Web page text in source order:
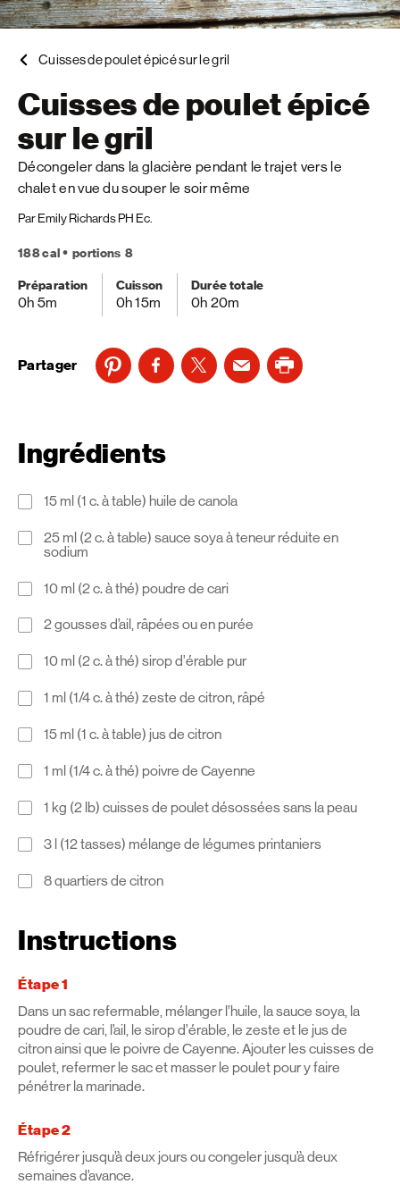
Cuisses de poulet épicé sur le gril
Cuisses de poulet épicé
sur le gril
Décongeler dans la glacière pendant le trajet vers le
chalet en vue du souper le soir même
Par Emily Richards PH Ec.
188 cal
portions 8
Préparation
0h 5m
Cuisson
0h 15m
Durée totale
0h 20m
Partager
Ingrédients
15 ml (1 c. à table) huile de canola
25 ml (2 c. à table) sauce soya à teneur réduite en
sodium
10 ml (2 c. à thé) poudre de cari
2 gousses d’ail, râpées ou en purée
10 ml (2 c. à thé) sirop d’érable pur
1 ml (1/4 c. à thé) zeste de citron, râpé
15 ml (1 c. à table) jus de citron
1 ml (1/4 c. à thé) poivre de Cayenne
1 kg (2 lb) cuisses de poulet désossées sans la peau
3 l (12 tasses) mélange de légumes printaniers
8 quartiers de citron
Instructions
Étape 1
Dans un sac refermable, mélanger l’huile, la sauce soya, la
poudre de cari, l’ail, le sirop d’érable, le zeste et le jus de
citron ainsi que le poivre de Cayenne. Ajouter les cuisses de
poulet, refermer le sac et masser le poulet pour y faire
pénétrer la marinade.
Étape 2
Réfrigérer jusqu’à deux jours ou congeler jusqu’à deux
semaines d’avance.